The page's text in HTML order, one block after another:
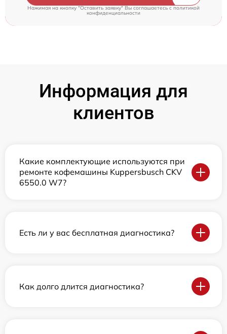
Нажимая на кнопку "Оставить заявку" Вы соглашаетесь cполитикой
конфиденциальности
Информация для
клиентов
Какие комплектующие используются при
ремонте кофемашины Kuppersbusch CKV
6550.0 W7?
Есть ли у вас бесплатная диагностика?
Как долго длится диагностика?